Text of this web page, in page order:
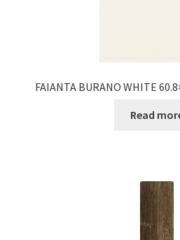
FAIANTA BURANO WHITE
Read